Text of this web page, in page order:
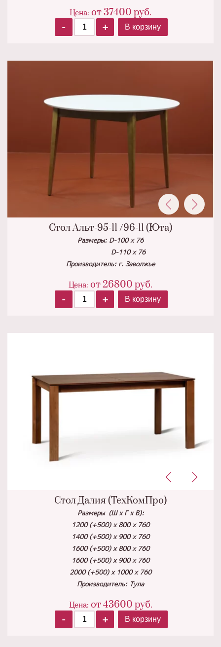
Цена: от37400 руб.
-
+ В корзину
Стол Альт-95-11 /96-11 (Юта)
Размеры: D-100 х 76
D-110 х 76
Производитель: г. Заволжье
Цена: от26800 руб.
-
+ В корзину
Стол Далия (ТехКомПро)
Размеры (Ш х Г х В):
1200 (+500) х 800 х 760
1400 (+500) х 900 х 760
1600 (+500) х 800 х 760
1600 (+500) х 900 х 760
2000 (+500) х 1000 х 760
Производитель: Тула
Цена: от43600 руб.
-
+ В корзину